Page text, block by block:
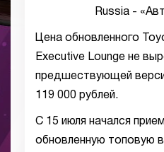
Цена обновленного
Executive Lounge не
предшествующей
119 000 рублей.
С 15 июля начался
обновленную топовую